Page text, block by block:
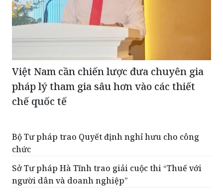
Việt Nam cần chiến lược đưa chuyên gia
pháp lý tham gia sâu hơn vào các thiết
chế quốc tế
Bộ Tư pháp trao Quyết định nghỉ hưu cho công
chức
Sở Tư pháp Hà Tĩnh trao giải cuộc thi “Thuế với
người dân và doanh nghiệp”